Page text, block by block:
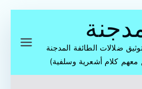
ضلالات الطائفة المدجنة
معهم كلام أشعرية وسلفية)